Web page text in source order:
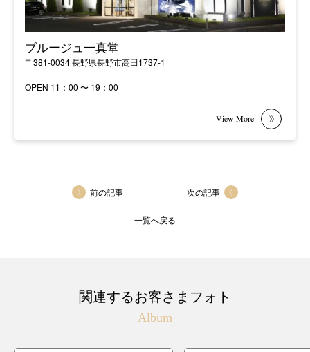
ブルージュ一真堂
〒381-0034 長野県長野市高田1737-1
OPEN 11：00 〜 19：00
前の記事
一覧へ戻る
次の記事
関連するお客さまフォト
Album